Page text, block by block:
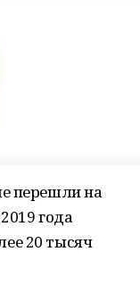
перешли на
года
20 тысяч